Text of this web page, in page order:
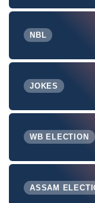
NBL
JOKES
WB ELECTION
ASSAM